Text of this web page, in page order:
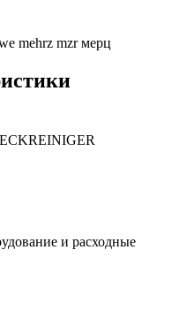
mehrz mzr мерц
и расходные